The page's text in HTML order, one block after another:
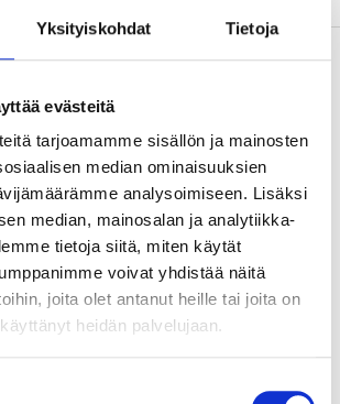
Yksityiskohdat Tietoja
evästeitä
tarjoamamme sisällön ja mainosten
median ominaisuuksien
analysoimiseen. Lisäksi
median, mainosalan ja analytiikka-
tietoja siitä, miten käytät
voivat yhdistää näitä
joita olet antanut heille tai joita on
heidän palvelujaan.
1104 mm
23 mm
138
1 pcs (straps)